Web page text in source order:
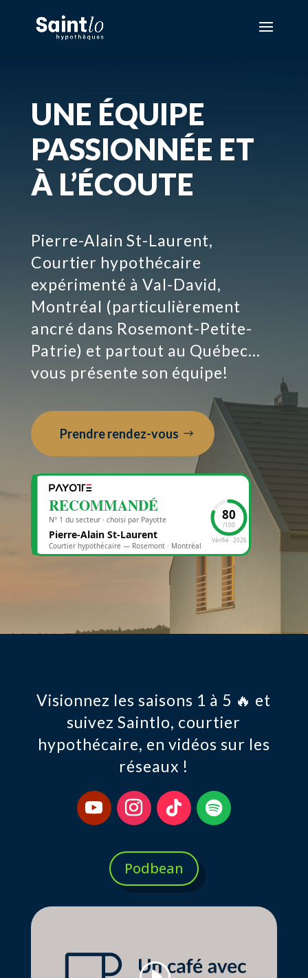
UNE ÉQUIPE
PASSIONNÉE ET
À L’ÉCOUTE
Pierre-Alain St-Laurent,
Courtier hypothécaire
expérimenté à Val-David,
Montréal (particulièrement
ancré dans Rosemont-Petite-
Patrie) et partout au Québec…
vous présente son équipe!
Prendre rendez-vous
Visionnez les saisons 1 à 5 🔥 et
suivez Saintlo, courtier
hypothécaire, en vidéos sur les
réseaux !
Podbean